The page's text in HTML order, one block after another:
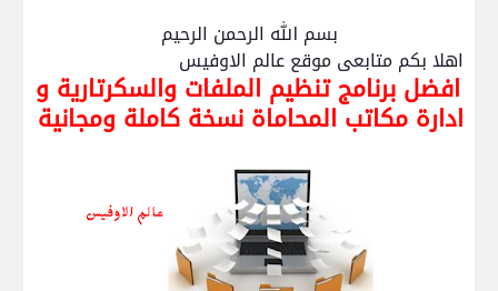
بسم الله الرحمن الرحيم
اهلا بكم متابعى موقع عالم الاوفيس
افضل برنامج تنظيم الملفات والسكرتارية و
ادارة مكاتب المحاماة نسخة كاملة ومجانية